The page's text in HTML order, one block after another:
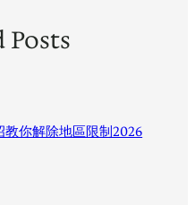
Posts
你解除地區限制2026